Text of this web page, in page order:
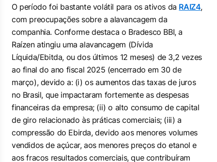
O período foi bastante volátil para os ativos da RAIZ4,
com preocupações sobre a alavancagem da
companhia. Conforme destaca o Bradesco BBI, a
Raízen atingiu uma alavancagem (Dívida
Líquida/Ebitda, ou dos últimos 12 meses) de 3,2 vezes
ao final do ano fiscal 2025 (encerrado em 30 de
março), devido a: (i) os aumentos das taxas de juros
no Brasil, que impactaram fortemente as despesas
financeiras da empresa; (ii) o alto consumo de capital
de giro relacionado às práticas comerciais; (iii) a
compressão do Ebirda, devido aos menores volumes
vendidos de açúcar, aos menores preços do etanol e
aos fracos resultados comerciais, que contribuíram